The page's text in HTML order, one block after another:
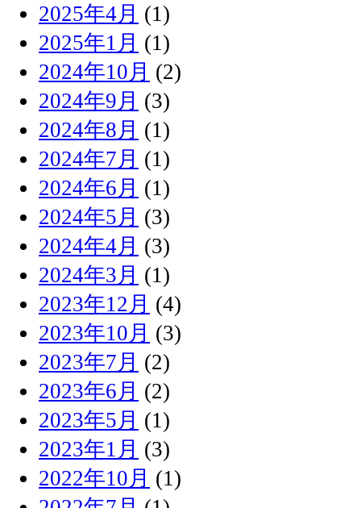
2025年4月 (1)
2025年1月 (1)
2024年10月 (2)
2024年9月 (3)
2024年8月 (1)
2024年7月 (1)
2024年6月 (1)
2024年5月 (3)
2024年4月 (3)
2024年3月 (1)
2023年12月 (4)
2023年10月 (3)
2023年7月 (2)
2023年6月 (2)
2023年5月 (1)
2023年1月 (3)
2022年10月 (1)